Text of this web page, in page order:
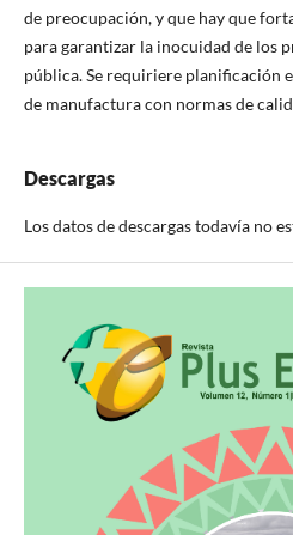
de preocupación, y que hay que
para garantizar la inocuidad de los
pública. Se requiriere planificación
de manufactura con normas de
Descargas
Los datos de descargas todavía no